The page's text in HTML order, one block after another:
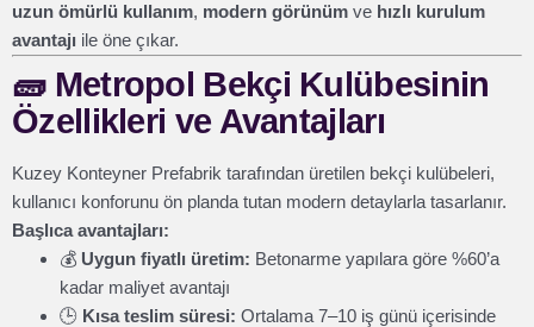
uzun ömürlü kullanım, modern görünüm ve hızlı kurulum
avantajı ile öne çıkar.
🧱 Metropol Bekçi Kulübesinin
Özellikleri ve Avantajları
Kuzey Konteyner Prefabrik tarafından üretilen bekçi kulübeleri,
kullanıcı konforunu ön planda tutan modern detaylarla tasarlanır.
Başlıca avantajları:
💰 Uygun fiyatlı üretim: Betonarme yapılara göre %60’a
kadar maliyet avantajı
🕒 Kısa teslim süresi: Ortalama 7–10 iş günü içerisinde